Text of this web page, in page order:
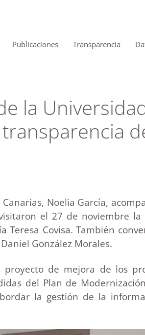
Publicaciones Transparencia
la
Noelia García,
el 27 de noviembre la
Covisa. También
González Morales.
de mejora de los
del Plan de
la gestión de la